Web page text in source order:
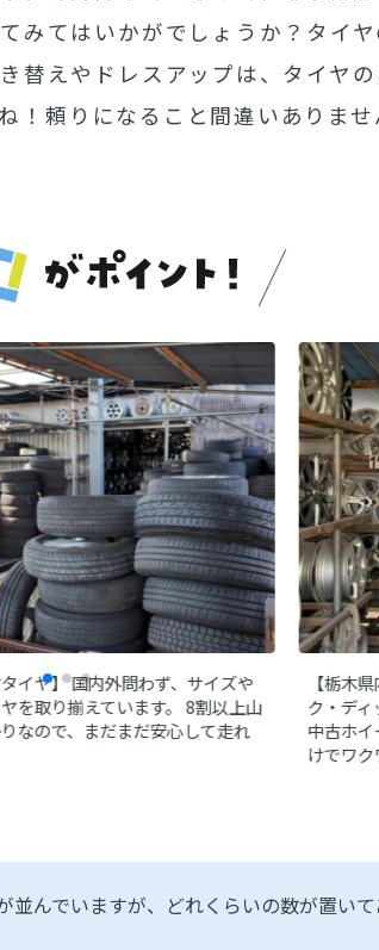
てはいかがでしょうか？タイヤ
替えやドレスアップは、タイヤ
！頼りになること間違いありませ
イヤ】国内外問わず、サイズや
を取り揃えています。 8割以上山
なので、まだまだ安心して走れ
【栃木
ク・デ
中古ホ
けでワ
並んでいますが、どれくらいの数が置い